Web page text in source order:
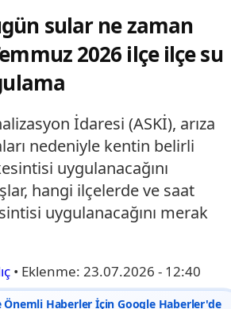
sular ne zaman
2026 ilçe ilçe su
İdaresi (ASKİ), arıza
nedeniyle kentin belirli
uygulanacağını
hangi ilçelerde ve saat
uygulanacağını merak
• Eklenme: 23.07.2026 - 12:40
Önemli Haberler İçin Google Haberler'de